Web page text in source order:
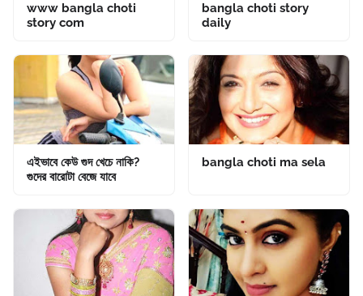
www bangla choti
story com
bangla choti story
daily
এইভাবে কেউ গুদ খেচে নাকি?
গুদের বারোটা বেজে যাবে
bangla choti ma sela